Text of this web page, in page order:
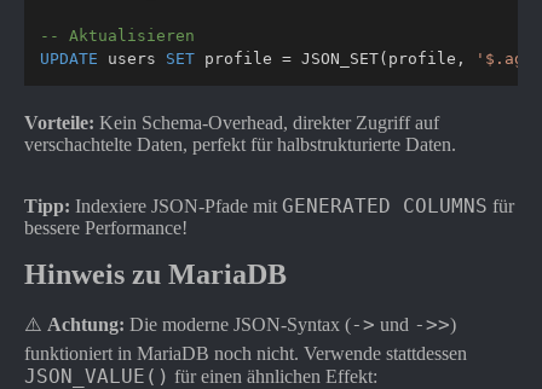
-- Aktualisieren
UPDATE users SET profile = JSON_SET( profile , '$.age'
Vorteile: Kein Schema-Overhead, direkter Zugriff auf
verschachtelte Daten, perfekt für halbstrukturierte Daten.
Tipp: Indexiere JSON-Pfade mit GENERATED COLUMNS für
bessere Performance!
Hinweis zu MariaDB
⚠️ Achtung: Die moderne JSON-Syntax (-> und ->>)
funktioniert in MariaDB noch nicht. Verwende stattdessen
JSON_VALUE() für einen ähnlichen Effekt: